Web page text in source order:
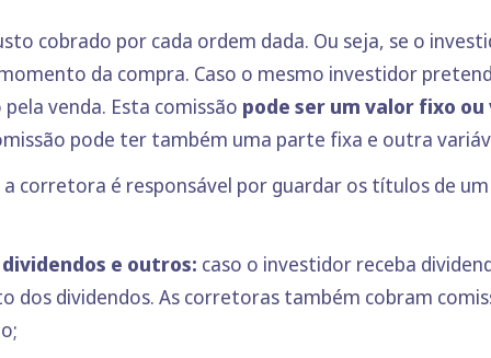
cobrado por cada ordem dada. Ou seja, se o
da compra. Caso o mesmo investidor
venda. Esta comissão pode ser um valor fixo
pode ter também uma parte fixa e outra
a corretora é responsável por guardar os títulos de
e outros: caso o investidor receba
dos dividendos. As corretoras também cobram